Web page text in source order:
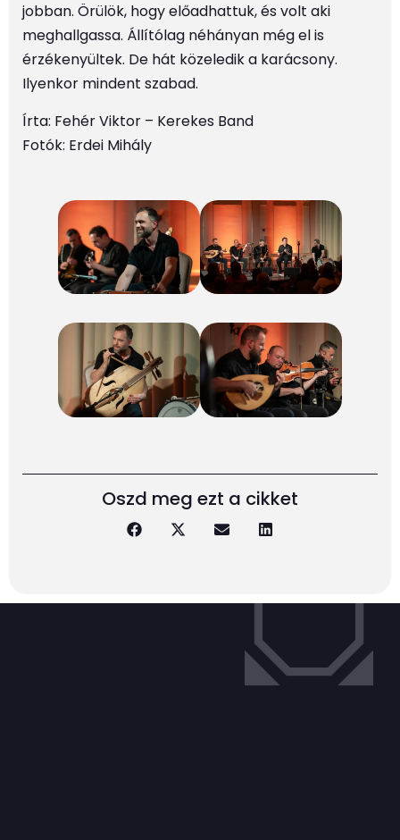
jobban. Örülök, hogy előadhattuk, és volt aki
meghallgassa. Állítólag néhányan még el is
érzékenyültek. De hát közeledik a karácsony.
Ilyenkor mindent szabad.
Írta: Fehér Viktor – Kerekes Band
Fotók: Erdei Mihály
Oszd meg ezt a cikket